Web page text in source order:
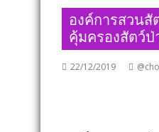
องค์การสวน
คุ้มครองสัตว์ป่
22/12/2019